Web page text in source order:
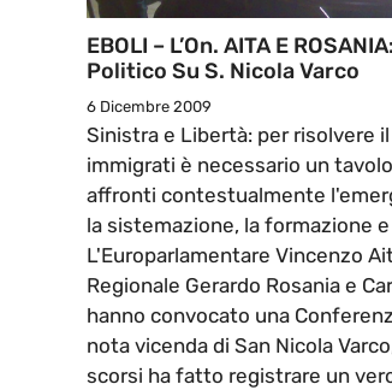
EBOLI – L’On. AITA E
Politico Su S. Nicola Varco
6 Dicembre 2009
Sinistra e Libertà: per risolvere
immigrati è necessario un
affronti contestualmente
la sistemazione, la formazione
L'Europarlamentare Vincenzo
Regionale Gerardo Rosania e
hanno convocato una
nota vicenda di San Nicola
scorsi ha fatto registrare un